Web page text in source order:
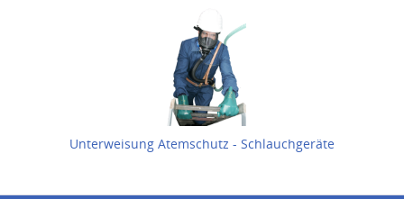
Unterweisung Atemschutz - Schlauchgeräte